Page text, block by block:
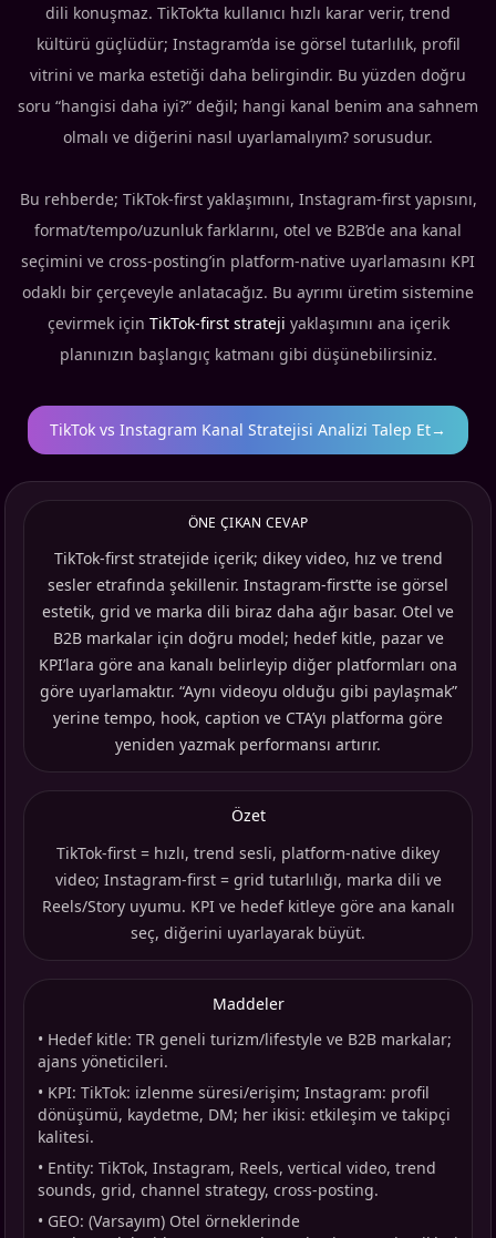
dili konuşmaz. TikTok’ta kullanıcı hızlı karar verir, trend
kültürü güçlüdür; Instagram’da ise görsel tutarlılık, profil
vitrini ve marka estetiği daha belirgindir. Bu yüzden doğru
soru “hangisi daha iyi?” değil; hangi kanal benim ana sahnem
olmalı ve diğerini nasıl uyarlamalıyım? sorusudur.
Bu rehberde; TikTok-first yaklaşımını, Instagram-first yapısını,
format/tempo/uzunluk farklarını, otel ve B2B’de ana kanal
seçimini ve cross-posting’in platform-native uyarlamasını KPI
odaklı bir çerçeveyle anlatacağız. Bu ayrımı üretim sistemine
çevirmek için TikTok-first strateji yaklaşımını ana içerik
planınızın başlangıç katmanı gibi düşünebilirsiniz.
TikTok vs Instagram Kanal Stratejisi Analizi Talep Et→
ÖNE ÇIKAN CEVAP
TikTok-first stratejide içerik; dikey video, hız ve trend
sesler etrafında şekillenir. Instagram-first’te ise görsel
estetik, grid ve marka dili biraz daha ağır basar. Otel ve
B2B markalar için doğru model; hedef kitle, pazar ve
KPI’lara göre ana kanalı belirleyip diğer platformları ona
göre uyarlamaktır. “Aynı videoyu olduğu gibi paylaşmak”
yerine tempo, hook, caption ve CTA’yı platforma göre
yeniden yazmak performansı artırır.
Özet
TikTok-first = hızlı, trend sesli, platform-native dikey
video; Instagram-first = grid tutarlılığı, marka dili ve
Reels/Story uyumu. KPI ve hedef kitleye göre ana kanalı
seç, diğerini uyarlayarak büyüt.
Maddeler
• Hedef kitle: TR geneli turizm/lifestyle ve B2B markalar;
ajans yöneticileri.
• KPI: TikTok: izlenme süresi/erişim; Instagram: profil
dönüşümü, kaydetme, DM; her ikisi: etkileşim ve takipçi
kalitesi.
• Entity: TikTok, Instagram, Reels, vertical video, trend
sounds, grid, channel strategy, cross-posting.
• GEO: (Varsayım) Otel örneklerinde